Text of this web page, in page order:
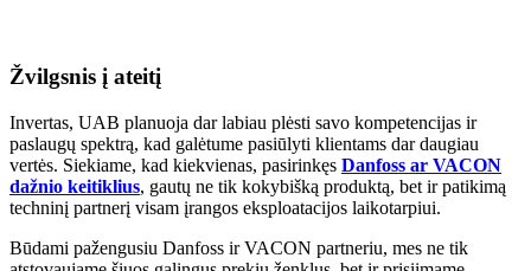
Žvilgsnis į ateitį
Invertas, UAB planuoja dar labiau plėsti savo kompetencijas ir
paslaugų spektrą, kad galėtume pasiūlyti klientams dar daugiau
vertės. Siekiame, kad kiekvienas, pasirinkęs Danfoss ar VACON
dažnio keitiklius, gautų ne tik kokybišką produktą, bet ir patikimą
techninį partnerį visam įrangos eksploatacijos laikotarpiui.
Būdami pažengusiu Danfoss ir VACON partneriu, mes ne tik